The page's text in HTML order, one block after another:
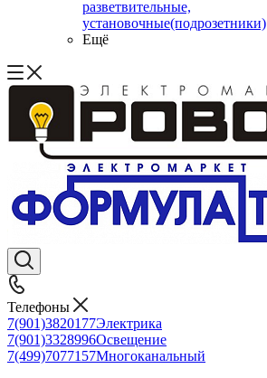
разветвительные,
установочные(подрозетники)
Ещё
Телефоны
7(901)3820177Электрика
7(901)3328996Освещение
7(499)7077157Многоканальный